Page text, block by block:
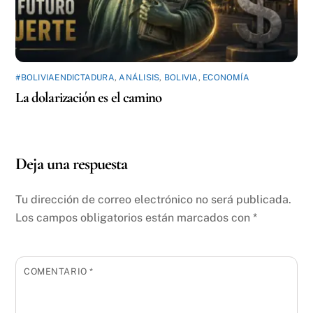
#BOLIVIAENDICTADURA,ANÁLISIS, BOLIVIA, ECONOMÍA
La dolarización es el camino
Deja una respuesta
Tu dirección de correo electrónico no será publicada.
Los campos obligatorios están marcados con*
COMENTARIO*